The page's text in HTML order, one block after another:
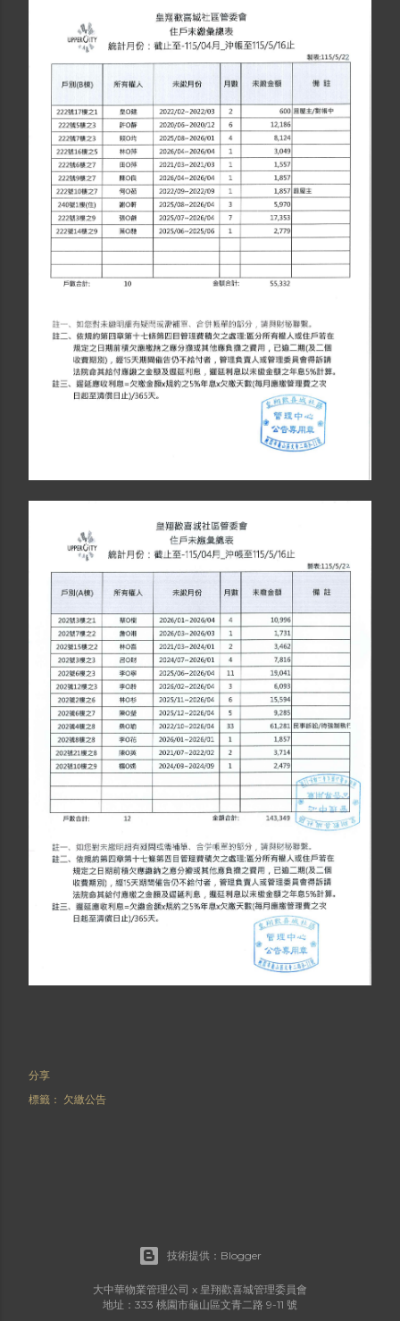
分享
標籤： 欠繳公告
技術提供：Blogger
大中華物業管理公司 x 皇翔歡喜城管理委員會
地址：333 桃園市龜山區文青二路 9-11 號